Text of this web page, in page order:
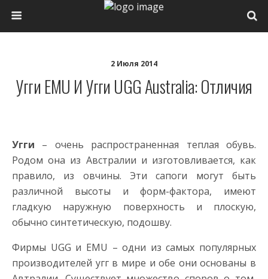
2 Июля 2014
Угги EMU И Угги UGG Australia: Отличия
Угги – очень распространенная теплая обувь.
Родом она из Австралии и изготовливается, как
правило, из овчины. Эти сапоги могут быть
различной высоты и форм-фактора, имеют
гладкую наружную поверхность и плоскую,
обычно синтетическую, подошву.
Фирмы UGG и EMU – одни из самых популярных
производителей угг в мире и обе они основаны в